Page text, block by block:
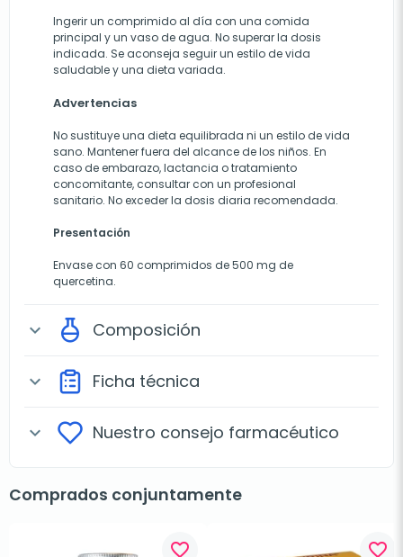
Ingerir un comprimido al día con una comida
principal y un vaso de agua. No superar la dosis
indicada. Se aconseja seguir un estilo de vida
saludable y una dieta variada.
Advertencias
No sustituye una dieta equilibrada ni un estilo de vida
sano. Mantener fuera del alcance de los niños. En
caso de embarazo, lactancia o tratamiento
concomitante, consultar con un profesional
sanitario. No exceder la dosis diaria recomendada.
Presentación
Envase con 60 comprimidos de 500 mg de
quercetina.
expand_more Composición
expand_more Ficha técnica
expand_more Nuestro consejo farmacéutico
Comprados conjuntamente
favorite_border favorite_border